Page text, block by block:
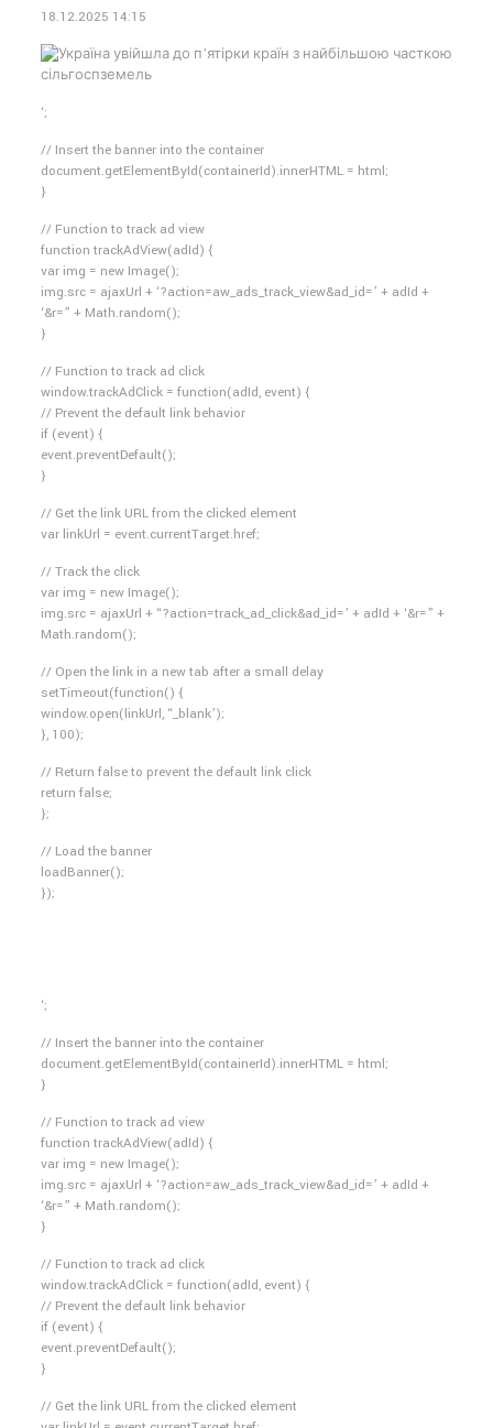
18.12.2025 14:15
‘;
// Insert the banner into the container
document.getElementById(containerId).innerHTML = html;
}
// Function to track ad view
function trackAdView(adId) {
var img = new Image();
img.src = ajaxUrl + ‘?action=aw_ads_track_view&ad_id=’ + adId +
‘&r=” + Math.random();
}
// Function to track ad click
window.trackAdClick = function(adId, event) {
// Prevent the default link behavior
if (event) {
event.preventDefault();
}
// Get the link URL from the clicked element
var linkUrl = event.currentTarget.href;
// Track the click
var img = new Image();
img.src = ajaxUrl + “?action=track_ad_click&ad_id=’ + adId + ‘&r=” +
Math.random();
// Open the link in a new tab after a small delay
setTimeout(function() {
window.open(linkUrl, “_blank’);
}, 100);
// Return false to prevent the default link click
return false;
};
// Load the banner
loadBanner();
});
‘;
// Insert the banner into the container
document.getElementById(containerId).innerHTML = html;
}
// Function to track ad view
function trackAdView(adId) {
var img = new Image();
img.src = ajaxUrl + ‘?action=aw_ads_track_view&ad_id=’ + adId +
‘&r=” + Math.random();
}
// Function to track ad click
window.trackAdClick = function(adId, event) {
// Prevent the default link behavior
if (event) {
event.preventDefault();
}
// Get the link URL from the clicked element